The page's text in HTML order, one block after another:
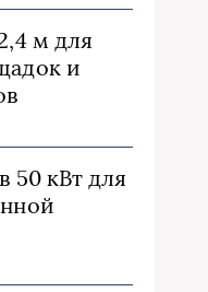
м для
и
50 кВт для